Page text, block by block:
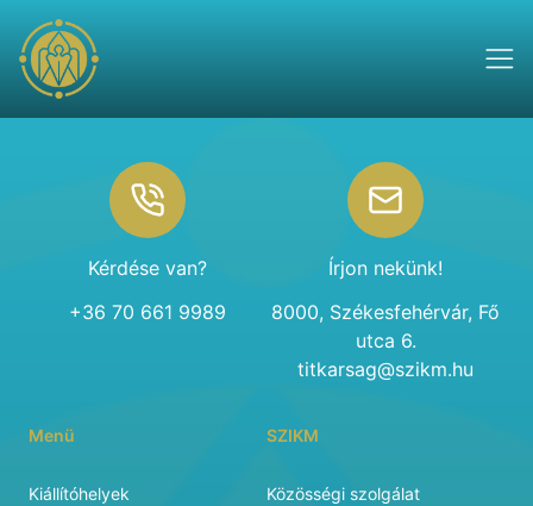
Kérdése van?
+36 70 661 9989
Írjon nekünk!
8000, Székesfehérvár, Fő
utca 6.
titkarsag@szikm.hu
Menü
Kiállítóhelyek
SZIKM
Közösségi szolgálat